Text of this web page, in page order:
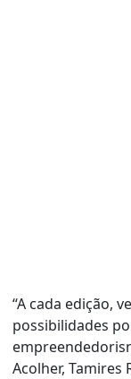
“A cada edição,
possibilidades
Acolher, Tamires